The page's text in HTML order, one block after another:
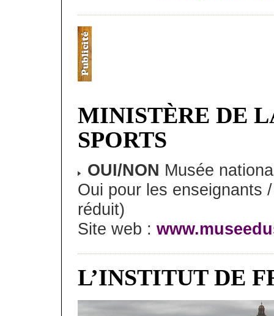
MINISTÈRE DE
SPORTS
OUI/NON Musée
Oui pour les enseignants
réduit)
Site web :
L’INSTITUT DE